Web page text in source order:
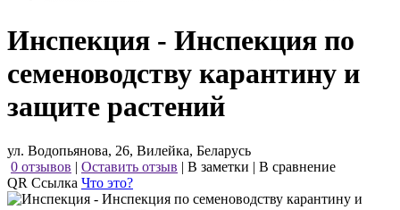
Инспекция - Инспекция по
семеноводству карантину и
защите растений
ул. Водопьянова, 26, Вилейка, Беларусь
0 отзывов | Оставить отзыв | В заметки | В сравнение
QR Ссылка Что это?